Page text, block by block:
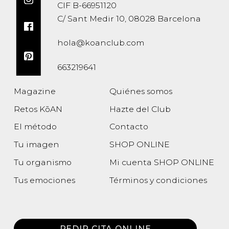
CIF B-66951120
C/ Sant Medir 10, 08028 Barcelona
hola@koanclub.com
663219641
Magazine
Retos KōAN
El método
Tu imagen
Tu organismo
Tus emociones
Quiénes somos
Hazte del Club
Contacto
SHOP ONLINE
Mi cuenta SHOP ONLINE
Términos y condiciones